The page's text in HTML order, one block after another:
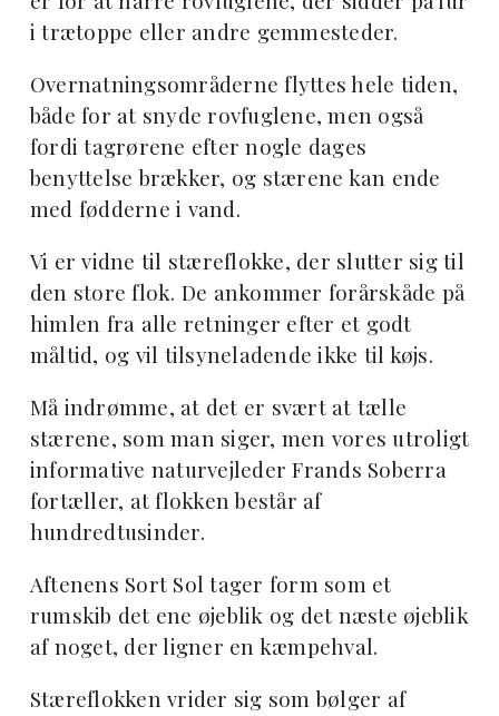
i trætoppe eller andre gemmesteder.
Overnatningsområderne flyttes hele tiden,
både for at snyde rovfuglene, men også
fordi tagrørene efter nogle dages
benyttelse brækker, og stærene kan ende
med fødderne i vand.
Vi er vidne til stæreflokke, der slutter sig til
den store flok. De ankommer forårskåde på
himlen fra alle retninger efter et godt
måltid, og vil tilsyneladende ikke til køjs.
Må indrømme, at det er svært at tælle
stærene, som man siger, men vores utroligt
informative naturvejleder Frands Soberra
fortæller, at flokken består af
hundredtusinder.
Aftenens Sort Sol tager form som et
rumskib det ene øjeblik og det næste øjeblik
af noget, der ligner en kæmpehval.
Stæreflokken vrider sig som bølger af